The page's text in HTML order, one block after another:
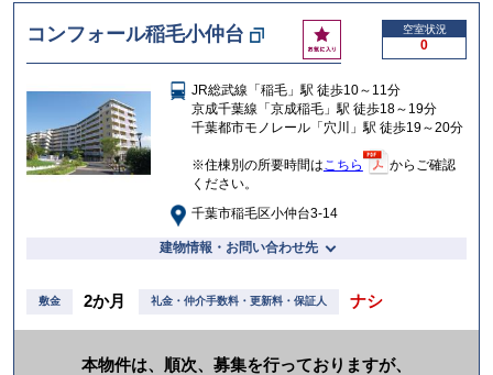
け
る
コンフォール稲毛小仲台
お
気
入
り
空室状況
0
JR総武線「稲毛」駅 徒歩10～11分
京成千葉線「京成稲毛」駅 徒歩18～19分
千葉都市モノレール「穴川」駅 徒歩19～20分
※住棟別の所要時間は こちら
からご確認
ください。
千葉市稲毛区小仲台3-14
建物情報・お問い合わせ先
敷金 2か月 礼金・仲介手数料・更新料・保証人 ナシ
本物件は、順次、募集を行っておりますが、